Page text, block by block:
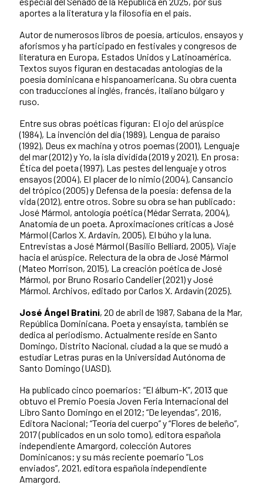
aportes a la literatura y la filosofía en el país.
Autor de numerosos libros de poesía, artículos, ensayos y
aforismos y ha participado en festivales y congresos de
literatura en Europa, Estados Unidos y Latinoamérica.
Textos suyos figuran en destacadas antologías de la
poesía dominicana e hispanoamericana. Su obra cuenta
con traducciones al inglés, francés, italiano búlgaro y
ruso.
Entre sus obras poéticas figuran: El ojo del arúspice
(1984), La invención del día (1989), Lengua de paraíso
(1992), Deus ex machina y otros poemas (2001), Lenguaje
del mar (2012) y Yo, la isla dividida (2019 y 2021). En prosa:
Ética del poeta (1997), Las pestes del lenguaje y otros
ensayos (2004), El placer de lo nimio (2004), Cansancio
del trópico (2005) y Defensa de la poesía: defensa de la
vida (2012), entre otros. Sobre su obra se han publicado:
José Mármol, antología poética (Médar Serrata, 2004),
Anatomía de un poeta. Aproximaciones críticas a José
Mármol (Carlos X. Ardavin, 2005), El búho y la luna.
Entrevistas a José Mármol (Basilio Belliard, 2005), Viaje
hacia el arúspice. Relectura de la obra de José Mármol
(Mateo Morrison, 2015), La creación poética de José
Mármol, por Bruno Rosario Candelier (2021) y José
Mármol. Archivos, editado por Carlos X. Ardavín (2025).
José Ángel Bratini, 20 de abril de 1987, Sabana de la Mar,
República Dominicana. Poeta y ensayista, también se
dedica al periodismo. Actualmente reside en Santo
Domingo, Distrito Nacional, ciudad a la que se mudó a
estudiar Letras puras en la Universidad Autónoma de
Santo Domingo (UASD).
Ha publicado cinco poemarios: “El álbum-K”, 2013 que
obtuvo el Premio Poesía Joven Feria Internacional del
Libro Santo Domingo en el 2012; “De leyendas”, 2016,
Editora Nacional; “Teoría del cuerpo” y “Flores de beleño”,
2017 (publicados en un solo tomo), editora española
independiente Amargord, colección Autores
Dominicanos; y su más reciente poemario “Los
enviados”, 2021, editora española independiente
Amargord.